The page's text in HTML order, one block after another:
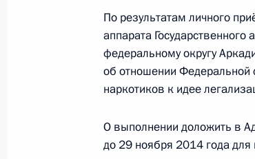
Президента
10 июля 2015 года, 19:47
3 июня 2015 года, среда
3 июня 2015 года по
руководителя аппарата
По результатам личного
аппарата
федеральному округу
об отношении Федеральной
наркотиков к идее
О выполнении доложить в
до 29 ноября 2014 года для